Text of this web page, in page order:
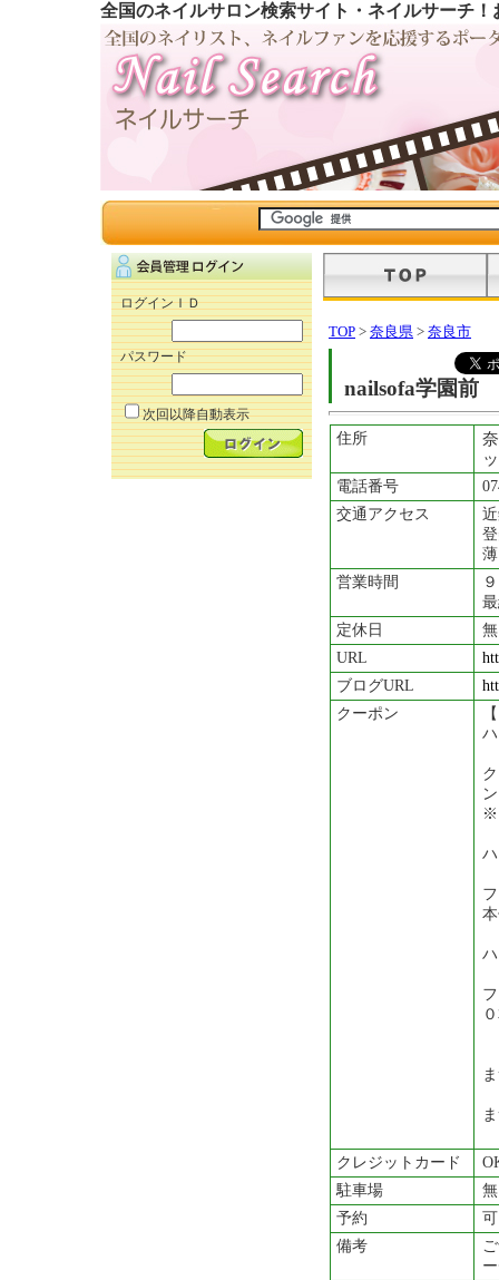
全国のネイルサロン検索サイト・ネイルサーチ
ログインＩＤ
パスワード
次回以降自動表示
TOP > 奈良県 > 奈良市
nailsofa学園前
住所
電話番号
交通アクセス
営業時間
定休日
URL
ブログURL
クーポン
ン
※
クレジットカード
駐車場
無
予約
可
備考